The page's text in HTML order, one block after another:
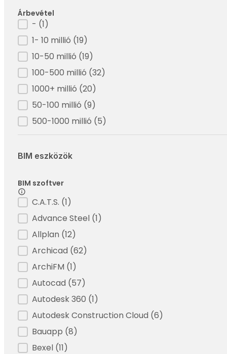
Árbevétel
Filter - Árbevétel
- (1)
1- 10 millió (19)
10-50 millió (19)
100-500 millió (32)
1000+ millió (20)
50-100 millió (9)
500-1000 millió (5)
BIM eszközök
BIM szoftver
Filter - BIM szoftver
C.A.T.S. (1)
Advance Steel (1)
Allplan (12)
Archicad (62)
ArchiFM (1)
Autocad (57)
Autodesk 360 (1)
Autodesk Construction Cloud (6)
Bauapp (8)
Bexel (11)